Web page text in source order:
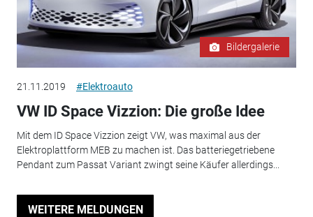
Bildergalerie
21.11.2019 #Elektroauto
VW ID Space Vizzion: Die große Idee
Mit dem ID Space Vizzion zeigt VW, was maximal aus der
Elektroplattform MEB zu machen ist. Das batteriegetriebene
Pendant zum Passat Variant zwingt seine Käufer allerdings...
WEITERE MELDUNGEN